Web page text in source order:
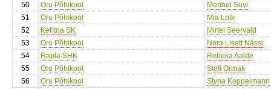
50
Oru Põhikool
Meribel Suvi
51
Oru Põhikool
Mia Loik
52
Kehtna SK
Mirtel Seervald
53
Oru Põhikool
Nora Lisett Nässi
54
Rapla SHK
Rebeka Aalde
55
Oru Põhikool
Stefi Ormak
56
Oru Põhikool
Styna Koppelmann